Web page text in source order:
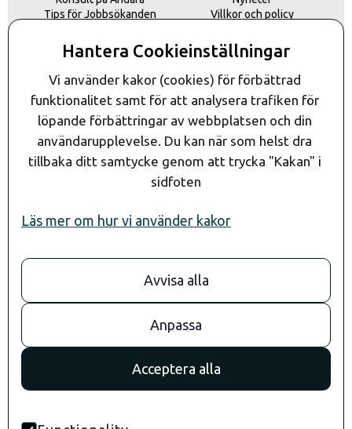
Tips för Jobbsökanden
Villkor och policy
Kontakta oss
Kontakt
08- 24 90 80
111 51 Stockholm
Göteborg
Hantera Cookieinställningar
Vi använder kakor (cookies) för förbättrad
funktionalitet samt för att analysera trafiken för
löpande förbättringar av webbplatsen och din
användarupplevelse. Du kan när som helst dra
tillbaka ditt samtycke genom att trycka "Kakan" i
sidfoten
Läs mer om hur vi använder kakor
Avvisa alla
Anpassa
Acceptera alla